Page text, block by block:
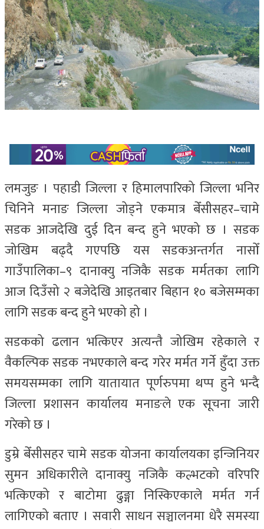
लमजुङ । पहाडी जिल्ला र हिमालपारिको जिल्ला भनिर
चिनिने मनाङ जिल्ला जोड्ने एकमात्र बेँसीसहर–चामे
सडक आजदेखि दुई दिन बन्द हुने भएको छ । सडक
जोखिम बढ्दै गएपछि यस सडकअन्तर्गत नासोँ
गाउँपालिका–९ दानाक्यु नजिकै सडक मर्मतका लागि
आज दिउँसो २ बजेदेखि आइतबार बिहान १० बजेसम्मका
लागि सडक बन्द हुने भएको हो ।
सडकको ढलान भत्किएर अत्यन्तै जोखिम रहेकाले र
वैकल्पिक सडक नभएकाले बन्द गरेर मर्मत गर्ने हुँदा उक्त
समयसम्मका लागि यातायात पूर्णरुपमा थप्प हुने भन्दै
जिल्ला प्रशासन कार्यालय मनाङले एक सूचना जारी
गरेको छ ।
डुम्रे बेँसीसहर चामे सडक योजना कार्यालयका इन्जिनियर
सुमन अधिकारीले दानाक्यु नजिकै कल्भटको वरिपरि
भत्किएको र बाटोमा ढुङ्गा निस्किएकाले मर्मत गर्न
लागिएको बताए । सवारी साधन सञ्चालनमा धेरै समस्या